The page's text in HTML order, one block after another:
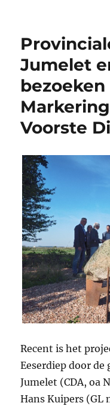
Jumelet
Voorste
Recent is het
Eeserdiep door
Jumelet (CDA, oa
Hans Kuipers (GL